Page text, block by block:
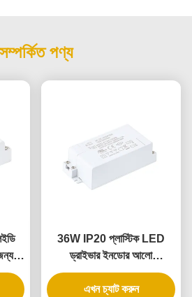
সম্পর্কিত পণ্য
36W IP20 প্লাস্টিক LED
ড্রাইভার ইনডোর আলো
অ্যাপ্লিকেশন জন্য ধ্রুবক ভোল্টেজ
এখন চ্যাট করুন